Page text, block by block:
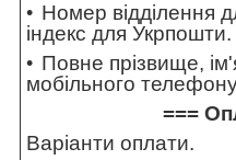
Номер відділення
індекс для Укрпошти.
Повне прізвище,
мобільного
===
Варіанти оплати.